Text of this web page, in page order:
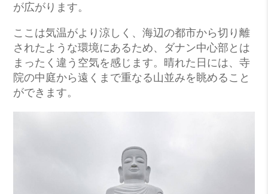
が広がります。
ここは気温がより涼しく、海辺の都市から切り離
されたような環境にあるため、ダナン中心部とは
まったく違う空気を感じます。晴れた日には、寺
院の中庭から遠くまで重なる山並みを眺めること
ができます。